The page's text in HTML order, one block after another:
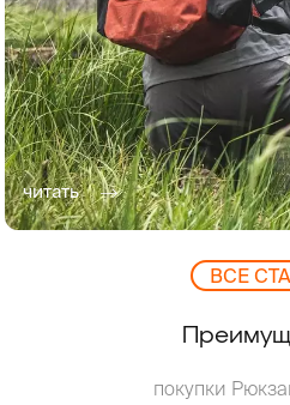
читать
ВCЕ
покупки